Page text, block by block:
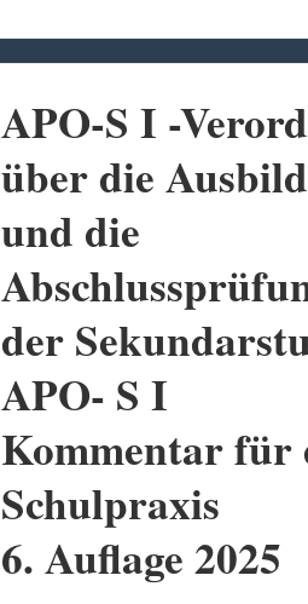
APO-S I -
über die
und die
der
APO- S I
Kommentar für
Schulpraxis
6. Auflage 2025